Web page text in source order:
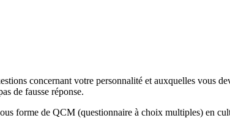
concernant votre personnalité et auxquelles vous
de fausse réponse.
forme de QCM (questionnaire à choix multiples) en